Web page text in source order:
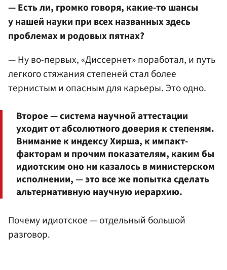
— Есть ли, громко говоря, какие-то шансы
у нашей науки при всех названных здесь
проблемах и родовых пятнах?
— Ну во-первых, «Диссернет» поработал, и путь
легкого стяжания степеней стал более
тернистым и опасным для карьеры. Это одно.
Второе — система научной аттестации
уходит от абсолютного доверия к степеням.
Внимание к индексу Хирша, к импакт-
факторам и прочим показателям, каким бы
идиотским оно ни казалось в министерском
исполнении, — это все же попытка сделать
альтернативную научную иерархию.
Почему идиотское — отдельный большой
разговор.